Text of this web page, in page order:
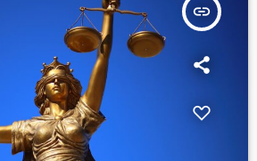
insert_link